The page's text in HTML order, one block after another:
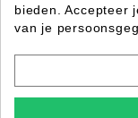
bieden. Accepteer
van je